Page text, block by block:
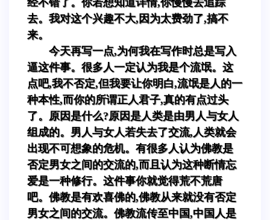
去。我对这个兴趣不大,因为太费劲了,搞不
来。
今天再写一点,为何我在写作时总是写入
逼这件事。很多人一定认为我是个流氓。这
点吧,我不否定,但我要让你明白,流氓是人的一
种本性,而你的所谓正人君子,真的有点过头
了。原因是什么?原因是人类是由男人与女人
组成的。男人与女人若失去了交流,人类就会
出现不可想象的危机。有很多人认为佛教是
否定男女之间的交流的,而且认为这种断情忘
爱是一种修行。这件事你就觉得荒不荒唐
吧。佛教是有欢喜佛的,佛教从来就没有否定
男女之间的交流。佛教流传至中国,中国人是